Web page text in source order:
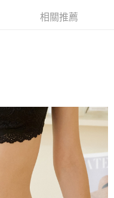
相關推薦